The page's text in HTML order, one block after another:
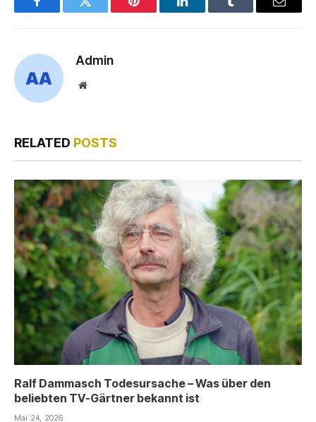
FacebookTwitter Pinterest LinkedInTumblr Email
Admin
Website
RELATED POSTS
Ralf Dammasch Todesursache – Was über den
beliebten TV-Gärtner bekannt ist
Mai 24, 2026